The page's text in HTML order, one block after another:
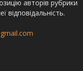
авторів рубрики
відповідальність.